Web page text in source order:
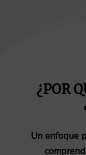
¿POR
Un enfoque